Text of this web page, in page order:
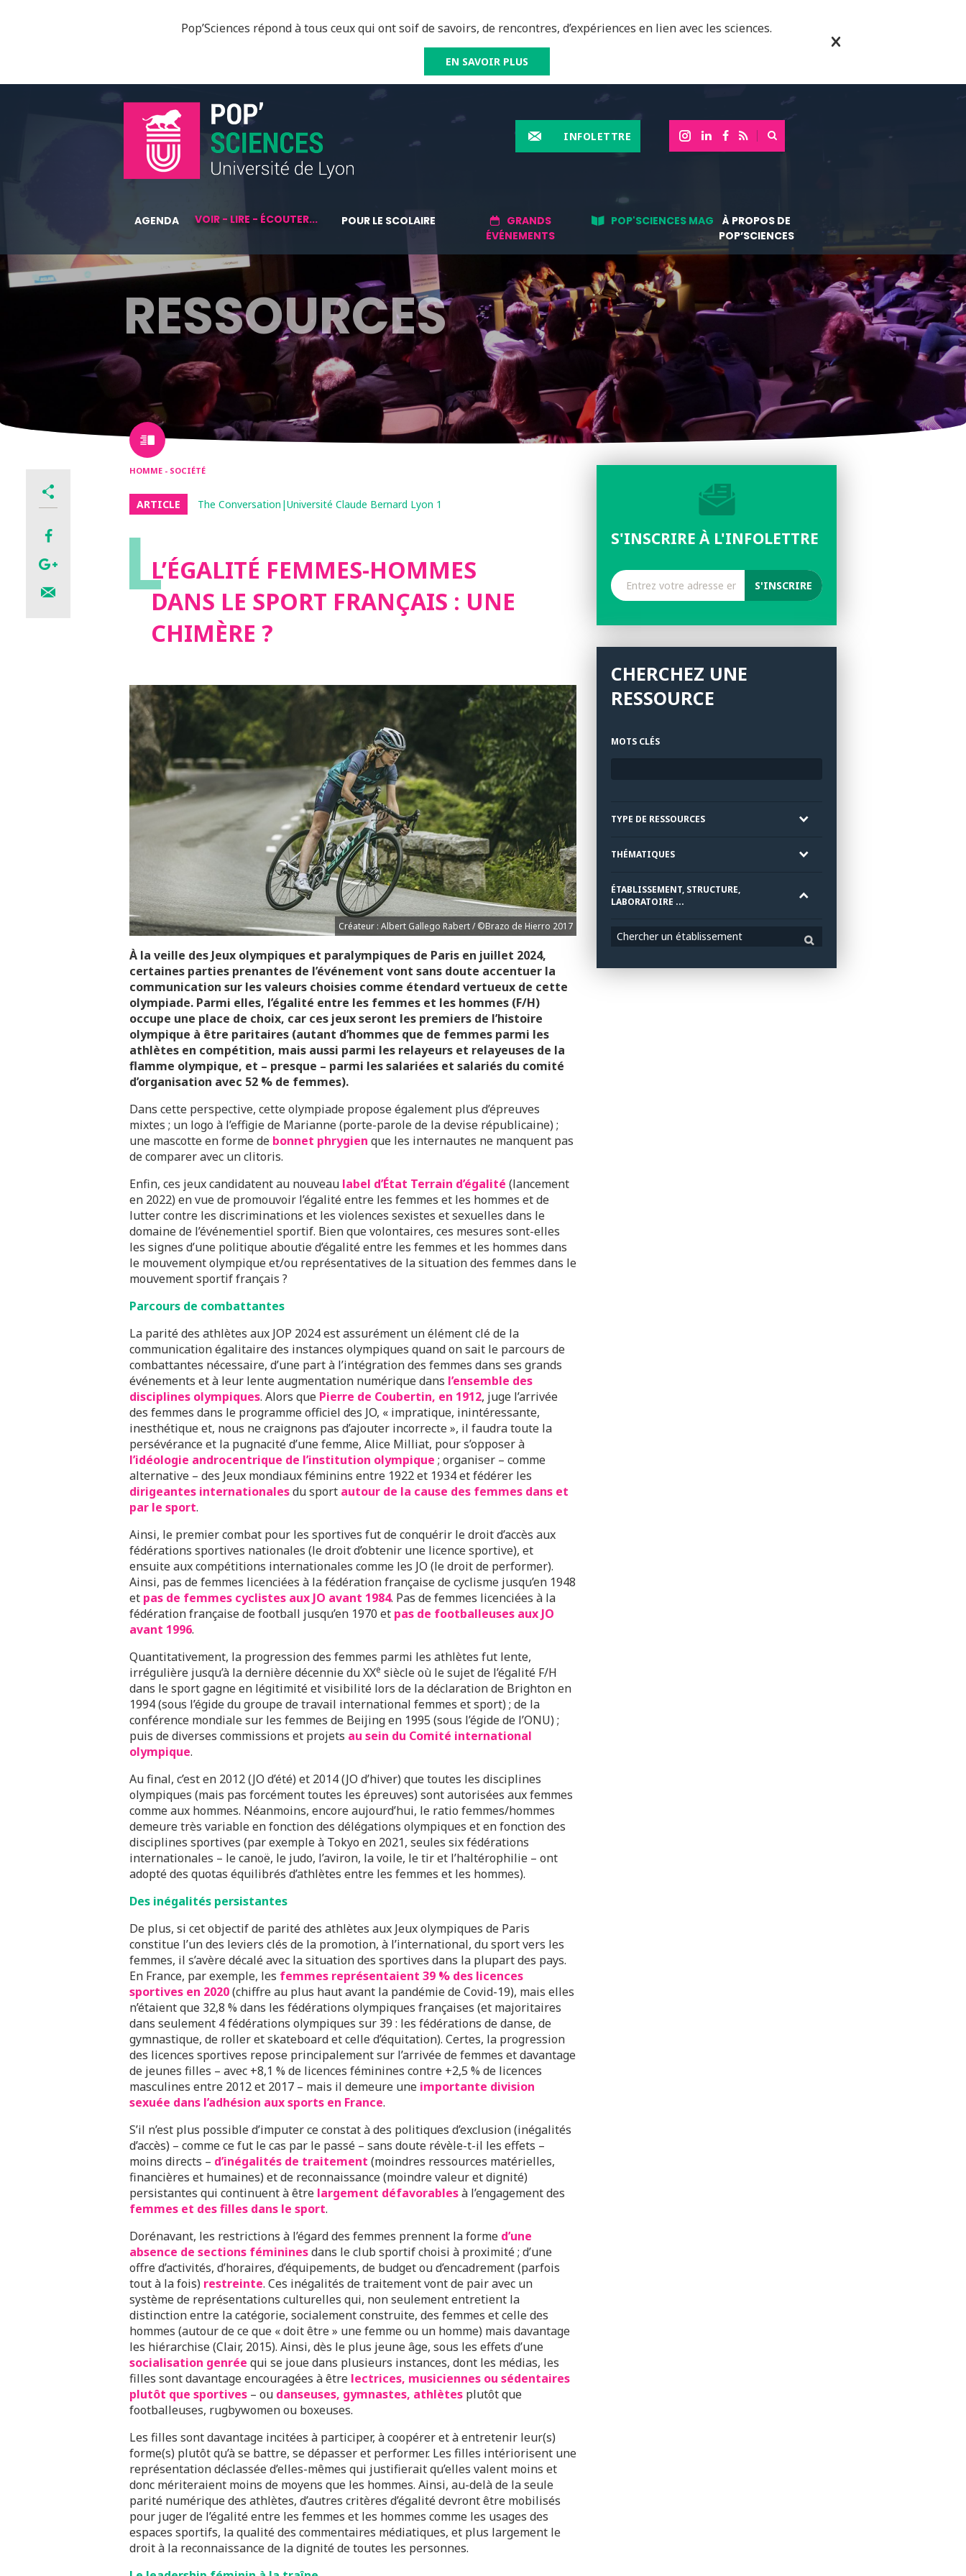
Pop’Sciences répond à tous ceux qui ont soif de savoirs, de rencontres, d’expériences en lien avec les sciences.
EN SAVOIR PLUS
INFOLETTRE
AGENDA VOIR - LIRE - ÉCOUTER... POUR LE SCOLAIRE
GRANDS
ÉVÉNEMENTS
POP'SCIENCES MAG
À PROPOS DE
POP’SCIENCES
RESSOURCES
HOMME - SOCIÉTÉ
ARTICLE The Conversation|Université Claude Bernard Lyon 1
LL’ÉGALITÉ FEMMES-HOMMES
DANS LE SPORT FRANÇAIS : UNE
CHIMÈRE ?
Créateur : Albert Gallego Rabert / ©Brazo de Hierro 2017
À la veille des Jeux olympiques et paralympiques de Paris en juillet 2024,
certaines parties prenantes de l’événement vont sans doute accentuer la
communication sur les valeurs choisies comme étendard vertueux de cette
olympiade. Parmi elles, l’égalité entre les femmes et les hommes (F/H)
occupe une place de choix, car ces jeux seront les premiers de l’histoire
olympique à être paritaires (autant d’hommes que de femmes parmi les
athlètes en compétition, mais aussi parmi les relayeurs et relayeuses de la
flamme olympique, et – presque – parmi les salariées et salariés du comité
d’organisation avec 52 % de femmes).
Dans cette perspective, cette olympiade propose également plus d’épreuves
mixtes ; un logo à l’effigie de Marianne (porte-parole de la devise républicaine) ;
une mascotte en forme de bonnet phrygien que les internautes ne manquent pas
de comparer avec un clitoris.
Enfin, ces jeux candidatent au nouveau label d’État Terrain d’égalité (lancement
en 2022) en vue de promouvoir l’égalité entre les femmes et les hommes et de
lutter contre les discriminations et les violences sexistes et sexuelles dans le
domaine de l’événementiel sportif. Bien que volontaires, ces mesures sont-elles
les signes d’une politique aboutie d’égalité entre les femmes et les hommes dans
le mouvement olympique et/ou représentatives de la situation des femmes dans le
mouvement sportif français ?
Parcours de combattantes
La parité des athlètes aux JOP 2024 est assurément un élément clé de la
communication égalitaire des instances olympiques quand on sait le parcours de
combattantes nécessaire, d’une part à l’intégration des femmes dans ses grands
événements et à leur lente augmentation numérique dans l’ensemble des
disciplines olympiques. Alors que Pierre de Coubertin, en 1912, juge l’arrivée
des femmes dans le programme officiel des JO, « impratique, inintéressante,
inesthétique et, nous ne craignons pas d’ajouter incorrecte », il faudra toute la
persévérance et la pugnacité d’une femme, Alice Milliat, pour s’opposer à
l’idéologie androcentrique de l’institution olympique ; organiser – comme
alternative – des Jeux mondiaux féminins entre 1922 et 1934 et fédérer les
dirigeantes internationalesdu sport autour de la cause des femmes dans et
par le sport.
Ainsi, le premier combat pour les sportives fut de conquérir le droit d’accès aux
fédérations sportives nationales (le droit d’obtenir une licence sportive), et
ensuite aux compétitions internationales comme les JO (le droit de performer).
Ainsi, pas de femmes licenciées à la fédération française de cyclisme jusqu’en 1948
et pas de femmes cyclistes aux JO avant 1984. Pas de femmes licenciées à la
fédération française de football jusqu’en 1970 et pas de footballeuses aux JO
avant 1996.
Quantitativement, la progression des femmes parmi les athlètes fut lente,
irrégulière jusqu’à la dernière décennie du XXe siècle où le sujet de l’égalité F/H
dans le sport gagne en légitimité et visibilité lors de la déclaration de Brighton en
1994 (sous l’égide du groupe de travail international femmes et sport) ; de la
conférence mondiale sur les femmes de Beijing en 1995 (sous l’égide de l’ONU) ;
puis de diverses commissions et projets au sein du Comité international
olympique.
Au final, c’est en 2012 (JO d’été) et 2014 (JO d’hiver) que toutes les disciplines
olympiques (mais pas forcément toutes les épreuves) sont autorisées aux femmes
comme aux hommes. Néanmoins, encore aujourd’hui, le ratio femmes/hommes
demeure très variable en fonction des délégations olympiques et en fonction des
disciplines sportives (par exemple à Tokyo en 2021, seules six fédérations
internationales – le canoë, le judo, l’aviron, la voile, le tir et l’haltérophilie – ont
adopté des quotas équilibrés d’athlètes entre les femmes et les hommes).
Des inégalités persistantes
De plus, si cet objectif de parité des athlètes aux Jeux olympiques de Paris
constitue l’un des leviers clés de la promotion, à l’international, du sport vers les
femmes, il s’avère décalé avec la situation des sportives dans la plupart des pays.
En France, par exemple, les femmes représentaient 39 % des licences
sportives en 2020(chiffre au plus haut avant la pandémie de Covid-19), mais elles
n’étaient que 32,8 % dans les fédérations olympiques françaises (et majoritaires
dans seulement 4 fédérations olympiques sur 39 : les fédérations de danse, de
gymnastique, de roller et skateboard et celle d’équitation). Certes, la progression
des licences sportives repose principalement sur l’arrivée de femmes et davantage
de jeunes filles – avec +8,1 % de licences féminines contre +2,5 % de licences
masculines entre 2012 et 2017 – mais il demeure une importante division
sexuée dans l’adhésion aux sports en France.
S’il n’est plus possible d’imputer ce constat à des politiques d’exclusion (inégalités
d’accès) – comme ce fut le cas par le passé – sans doute révèle-t-il les effets –
moins directs – d’inégalités de traitement (moindres ressources matérielles,
financières et humaines) et de reconnaissance (moindre valeur et dignité)
persistantes qui continuent à être largement défavorablesà l’engagement des
femmes et des filles dans le sport.
Dorénavant, les restrictions à l’égard des femmes prennent la forme d’une
absence de sections fémininesdans le club sportif choisi à proximité ; d’une
offre d’activités, d’horaires, d’équipements, de budget ou d’encadrement (parfois
tout à la fois) restreinte. Ces inégalités de traitement vont de pair avec un
système de représentations culturelles qui, non seulement entretient la
distinction entre la catégorie, socialement construite, des femmes et celle des
hommes (autour de ce que « doit être » une femme ou un homme) mais davantage
les hiérarchise (Clair, 2015). Ainsi, dès le plus jeune âge, sous les effets d’une
socialisation genrée qui se joue dans plusieurs instances, dont les médias, les
filles sont davantage encouragées à être lectrices, musiciennes ou sédentaires
plutôt que sportives – ou danseuses, gymnastes, athlètes plutôt que
footballeuses, rugbywomen ou boxeuses.
Les filles sont davantage incitées à participer, à coopérer et à entretenir leur(s)
forme(s) plutôt qu’à se battre, se dépasser et performer. Les filles intériorisent une
représentation déclassée d’elles-mêmes qui justifierait qu’elles valent moins et
donc mériteraient moins de moyens que les hommes. Ainsi, au-delà de la seule
parité numérique des athlètes, d’autres critères d’égalité devront être mobilisés
pour juger de l’égalité entre les femmes et les hommes comme les usages des
espaces sportifs, la qualité des commentaires médiatiques, et plus largement le
droit à la reconnaissance de la dignité de toutes les personnes.
S'INSCRIRE À L'INFOLETTRE
CHERCHEZ UNE
RESSOURCE
MOTS CLÉS
TYPE DE RESSOURCES
THÉMATIQUES
ÉTABLISSEMENT, STRUCTURE,
LABORATOIRE ...
Chercher un établissement